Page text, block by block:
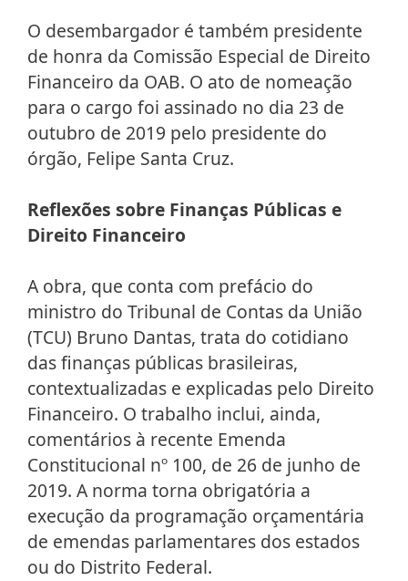
O desembargador é também presidente
de honra da Comissão Especial de Direito
Financeiro da OAB. O ato de nomeação
para o cargo foi assinado no dia 23 de
outubro de 2019 pelo presidente do
órgão, Felipe Santa Cruz.
Reflexões sobre Finanças Públicas e
Direito Financeiro
A obra, que conta com prefácio do
ministro do Tribunal de Contas da União
(TCU) Bruno Dantas, trata do cotidiano
das finanças públicas brasileiras,
contextualizadas e explicadas pelo Direito
Financeiro. O trabalho inclui, ainda,
comentários à recente Emenda
Constitucional nº 100, de 26 de junho de
2019. A norma torna obrigatória a
execução da programação orçamentária
de emendas parlamentares dos estados
ou do Distrito Federal.